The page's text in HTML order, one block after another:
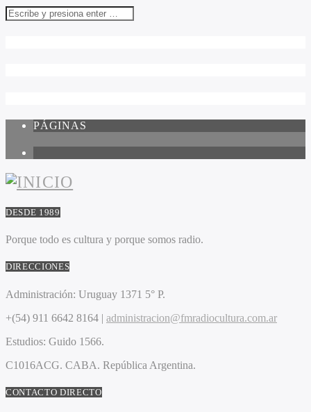
PÁGINAS
DESDE 1989
Porque todo es cultura y porque somos radio.
DIRECCIONES
Administración: Uruguay 1371 5° P.
+(54) 911 6642 8164 | administracion@fmradiocultura.com.ar
Estudios: Guido 1566.
C1016ACG. CABA. República Argentina.
CONTACTO DIRECTO